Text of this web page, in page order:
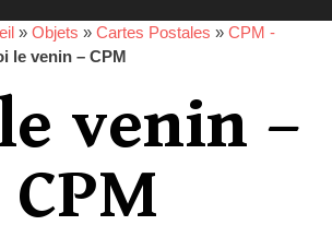
» Objets » Cartes Postales » CPM -
le venin – CPM
venin –
CPM